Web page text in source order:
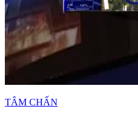
TÂM CHẤN